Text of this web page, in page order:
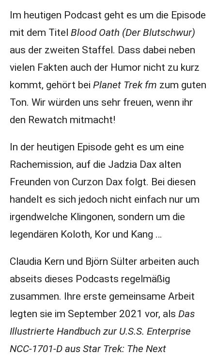
Im heutigen Podcast geht es um die Episode
mit dem Titel Blood Oath (Der Blutschwur)
aus der zweiten Staffel. Dass dabei neben
vielen Fakten auch der Humor nicht zu kurz
kommt, gehört bei Planet Trek fm zum guten
Ton. Wir würden uns sehr freuen, wenn ihr
den Rewatch mitmacht!
In der heutigen Episode geht es um eine
Rachemission, auf die Jadzia Dax alten
Freunden von Curzon Dax folgt. Bei diesen
handelt es sich jedoch nicht einfach nur um
irgendwelche Klingonen, sondern um die
legendären Koloth, Kor und Kang …
Claudia Kern und Björn Sülter arbeiten auch
abseits dieses Podcasts regelmäßig
zusammen. Ihre erste gemeinsame Arbeit
legten sie im September 2021 vor, als Das
Illustrierte Handbuch zur U.S.S. Enterprise
NCC-1701-D aus Star Trek: The Next